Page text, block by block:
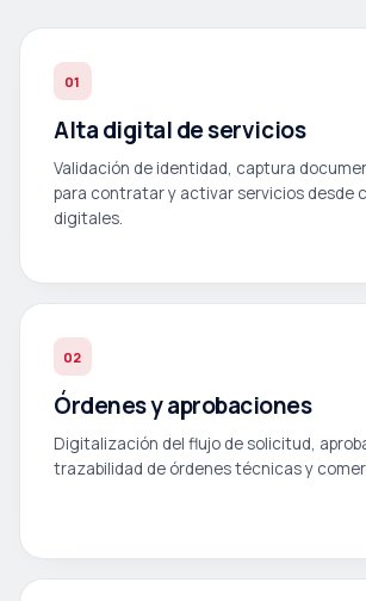
01
Alta digital de servicios
Validación de identidad, captura
para contratar y activar servicios desde
digitales.
02
Órdenes y aprobaciones
Digitalización del flujo de solicitud,
trazabilidad de órdenes técnicas y